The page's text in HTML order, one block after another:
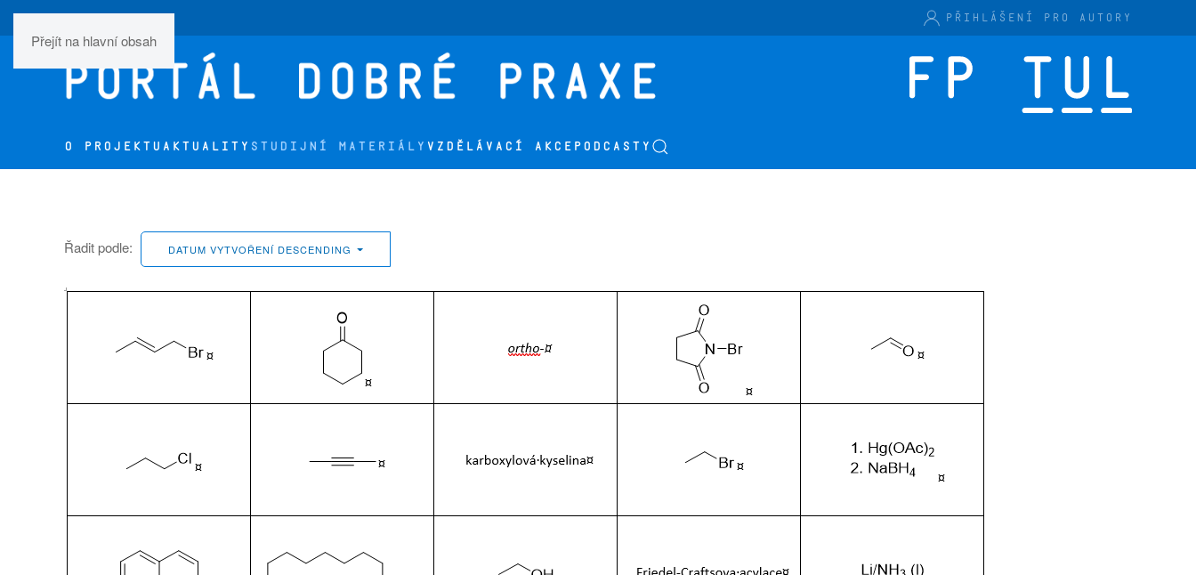
Přejít na hlavní obsah
PŘIHLÁŠENÍ PRO AUTORY
O PROJEKTU AKTUALITY STUDIJNÍ MATERIÁLY VZDĚLÁVACÍ AKCE PODCASTY
Řadit podle: DATUM VYTVOŘENÍ DESCENDING